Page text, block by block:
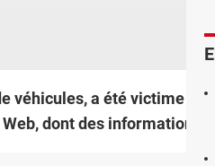
véhicules, a été victime
dont des informations